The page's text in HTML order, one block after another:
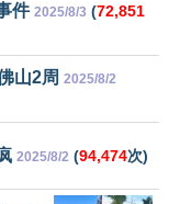
件 2025/8/3 (72,851
山2周 2025/8/2
2025/8/2 (94,474次)